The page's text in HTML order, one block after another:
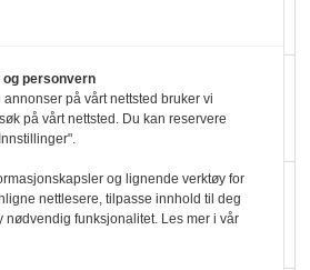
opprettholdes
varer, men fulle
personvern
på vårt nettsted bruker vi
på vårt nettsted. Du kan reservere
og lignende verktøy for
nettlesere, tilpasse innhold til deg
nødvendig funksjonalitet. Les mer i vår